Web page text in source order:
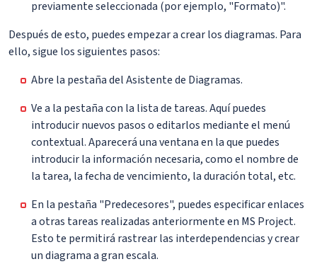
previamente seleccionada (por ejemplo, "Formato)".
Después de esto, puedes empezar a crear los diagramas. Para
ello, sigue los siguientes pasos:
Abre la pestaña del Asistente de Diagramas.
Ve a la pestaña con la lista de tareas. Aquí puedes
introducir nuevos pasos o editarlos mediante el menú
contextual. Aparecerá una ventana en la que puedes
introducir la información necesaria, como el nombre de
la tarea, la fecha de vencimiento, la duración total, etc.
En la pestaña "Predecesores", puedes especificar enlaces
a otras tareas realizadas anteriormente en MS Project.
Esto te permitirá rastrear las interdependencias y crear
un diagrama a gran escala.